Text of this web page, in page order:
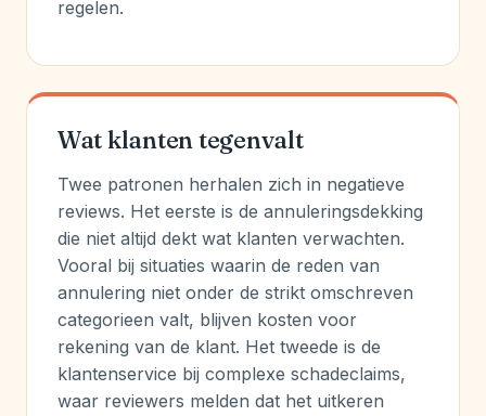
regelen.
Wat klanten tegenvalt
Twee patronen herhalen zich in negatieve
reviews. Het eerste is de annuleringsdekking
die niet altijd dekt wat klanten verwachten.
Vooral bij situaties waarin de reden van
annulering niet onder de strikt omschreven
categorieen valt, blijven kosten voor
rekening van de klant. Het tweede is de
klantenservice bij complexe schadeclaims,
waar reviewers melden dat het uitkeren